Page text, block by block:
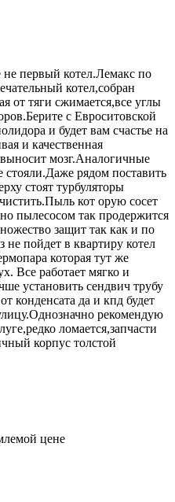
первый котел.Лемакс по
котел,собран
от тяги сжимается,все углы
с Евроситовской
и будет вам счастье на
и качественная
выносит мозг.Аналогичные
стояли.Даже рядом поставить
стоят турбуляторы
кот орую сосет
пылесосом так продержится
защит так как и по
не пойдет в квартиру котел
которая тут же
Все работает мягко и
установить сендвич трубу
конденсата да и кпд будет
рекомендую
ломается,запчасти
корпус толстой
цене